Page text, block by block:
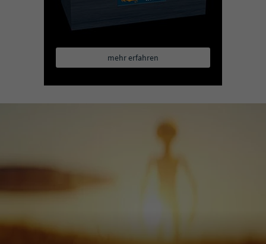
mehr erfahren